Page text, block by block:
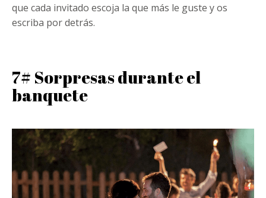
que cada invitado escoja la que más le guste y os
escriba por detrás.
7# Sorpresas durante el
banquete